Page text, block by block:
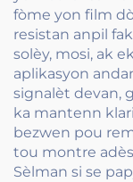
fòme yon film
resistan anpil
solèy, mosi, ak
aplikasyon
signalèt devan,
ka mantenn
bezwen pou
tou montre
Sèlman si se